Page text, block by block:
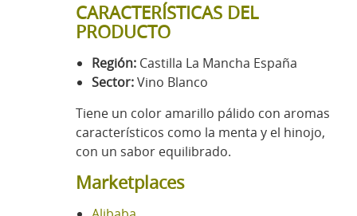
CARACTERÍSTICAS DEL
PRODUCTO
Región: Castilla La Mancha España
Sector:Vino Blanco
Tiene un color amarillo pálido con aromas
característicos como la menta y el hinojo,
con un sabor equilibrado.
Marketplaces